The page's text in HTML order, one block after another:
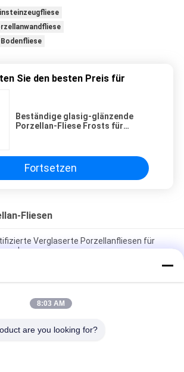
Sie den besten Preis für
Beständige glasig-glänzende
Porzellan-Fliese Frosts für
Fortsetzen
Fliesen
Verglaserte Porzellanfliesen für
Porzellanfliesen mit polierten
Wasserabsorption PEI 4
Maschine Vollkörper Porzellanfliesen Matte
8:03 AM
are you looking for?